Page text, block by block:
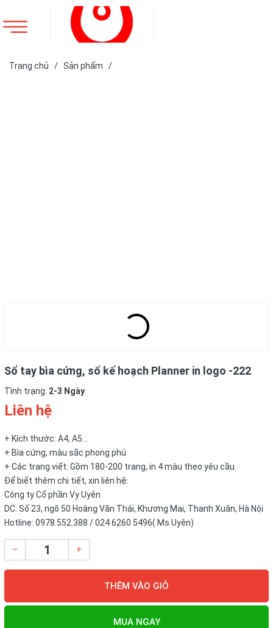
Trang chủ / Sản phẩm /
Sổ tay bìa cứng, sổ kế hoạch Planner in logo -222
Tình trạng: 2-3 Ngày
Liên hệ
+ Kích thước: A4, A5...
+ Bìa cứng, màu sắc phong phú
+ Các trang viết: Gồm 180-200 trang, in 4 màu theo yêu cầu.
Để biết thêm chi tiết, xin liên hệ:
Công ty Cổ phần Vy Uyên
DC: Số 23, ngõ 50 Hoàng Văn Thái, Khương Mai, Thanh Xuân, Hà Nội
Hotline: 0978.552.388 / 024 6260 5496( Ms Uyên)
– +
THÊM VÀO GIỎ
MUA NGAY